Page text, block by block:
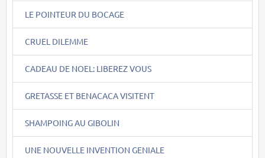
LE POINTEUR DU BOCAGE
CRUEL DILEMME
CADEAU DE NOEL: LIBEREZ VOUS
GRETASSE ET BENACACA VISITENT
SHAMPOING AU GIBOLIN
UNE NOUVELLE INVENTION GENIALE